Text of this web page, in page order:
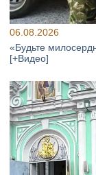
06.08.2026
«Будьте
[+Видео]